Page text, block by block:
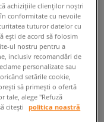
achizițiile clienților noștri
conformitate cu nevoile
tuturor datelor cu
ești de acord să folosim
ul nostru pentru a
inclusiv recomandări de
personalizate sau
setările cookie,
să primești o ofertă
tale, alege "Refuză
citești
politica noastră